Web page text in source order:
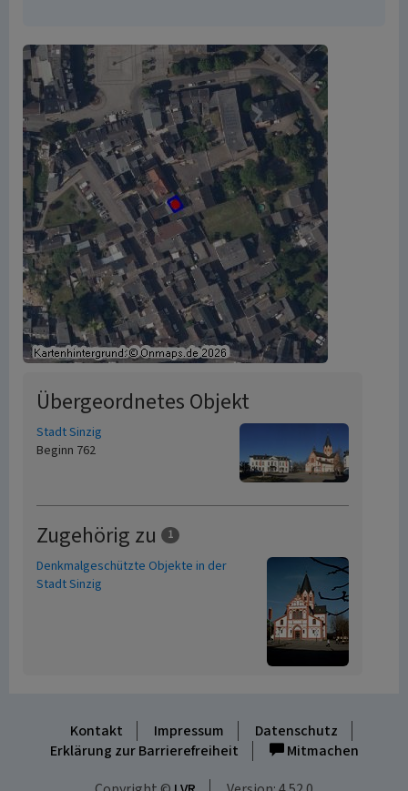
Übergeordnetes Objekt
Stadt Sinzig
Beginn 762
Zugehörig zu 1
Denkmalgeschützte Objekte in der
Stadt Sinzig
Kontakt Impressum
Datenschutz
Erklärung zur Barrierefreiheit
Mitmachen